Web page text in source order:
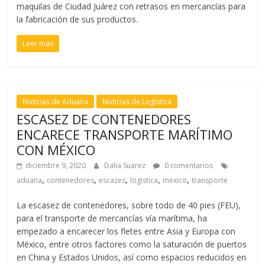
maquilas de Ciudad Juárez con retrasos en mercancías para
la fabricación de sus productos.
Leer más
Noticias de Aduana Noticias de Logística
ESCASEZ DE CONTENEDORES
ENCARECE TRANSPORTE MARÍTIMO
CON MÉXICO
diciembre 9, 2020 Dalia Suarez
0 comentarios
aduana, contenedores, escazes, logistica, mexico,transporte
La escasez de contenedores, sobre todo de 40 pies (FEU),
para el transporte de mercancías vía marítima, ha
empezado a encarecer los fletes entre Asia y Europa con
México, entre otros factores como la saturación de puertos
en China y Estados Unidos, así como espacios reducidos en